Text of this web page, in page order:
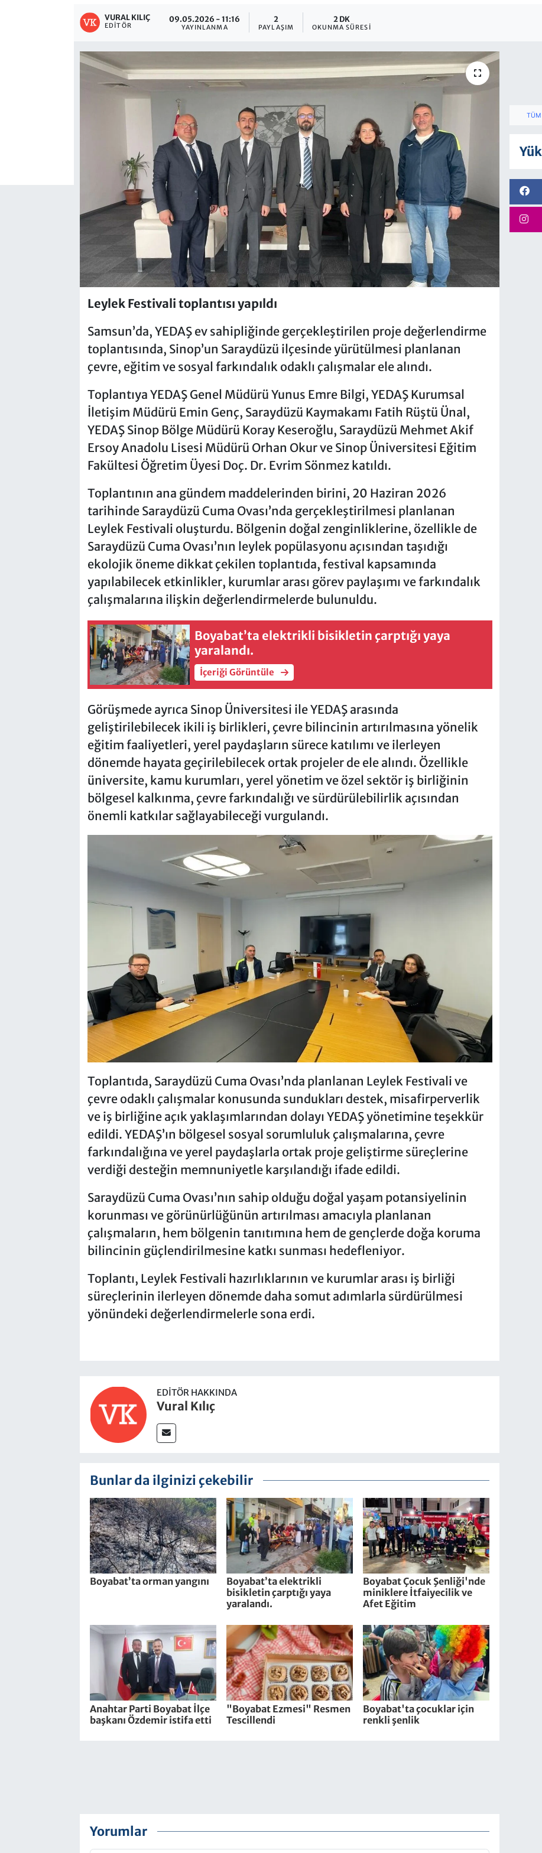
VURAL KILIÇ
EDITÖR
09.05.2026 - 11:16
YAYINLANMA
2
PAYLAŞIM
2 DK
OKUNMA SÜRESI
Leylek Festivali toplantısı yapıldı
Samsun’da, YEDAŞ ev sahipliğinde gerçekleştirilen proje değerlendirme
toplantısında, Sinop’un Saraydüzü ilçesinde yürütülmesi planlanan
çevre, eğitim ve sosyal farkındalık odaklı çalışmalar ele alındı.
Toplantıya YEDAŞ Genel Müdürü Yunus Emre Bilgi, YEDAŞ Kurumsal
İletişim Müdürü Emin Genç, Saraydüzü Kaymakamı Fatih Rüştü Ünal,
YEDAŞ Sinop Bölge Müdürü Koray Keseroğlu, Saraydüzü Mehmet Akif
Ersoy Anadolu Lisesi Müdürü Orhan Okur ve Sinop Üniversitesi Eğitim
Fakültesi Öğretim Üyesi Doç. Dr. Evrim Sönmez katıldı.
Toplantının ana gündem maddelerinden birini, 20 Haziran 2026
tarihinde Saraydüzü Cuma Ovası’nda gerçekleştirilmesi planlanan
Leylek Festivali oluşturdu. Bölgenin doğal zenginliklerine, özellikle de
Saraydüzü Cuma Ovası’nın leylek popülasyonu açısından taşıdığı
ekolojik öneme dikkat çekilen toplantıda, festival kapsamında
yapılabilecek etkinlikler, kurumlar arası görev paylaşımı ve farkındalık
çalışmalarına ilişkin değerlendirmelerde bulunuldu.
Boyabat’ta elektrikli bisikletin çarptığı yaya
yaralandı.
İçeriği Görüntüle
Görüşmede ayrıca Sinop Üniversitesi ile YEDAŞ arasında
geliştirilebilecek ikili iş birlikleri, çevre bilincinin artırılmasına yönelik
eğitim faaliyetleri, yerel paydaşların sürece katılımı ve ilerleyen
dönemde hayata geçirilebilecek ortak projeler de ele alındı. Özellikle
üniversite, kamu kurumları, yerel yönetim ve özel sektör iş birliğinin
bölgesel kalkınma, çevre farkındalığı ve sürdürülebilirlik açısından
önemli katkılar sağlayabileceği vurgulandı.
Toplantıda, Saraydüzü Cuma Ovası’nda planlanan Leylek Festivali ve
çevre odaklı çalışmalar konusunda sundukları destek, misafirperverlik
ve iş birliğine açık yaklaşımlarından dolayı YEDAŞ yönetimine teşekkür
edildi. YEDAŞ’ın bölgesel sosyal sorumluluk çalışmalarına, çevre
farkındalığına ve yerel paydaşlarla ortak proje geliştirme süreçlerine
verdiği desteğin memnuniyetle karşılandığı ifade edildi.
Saraydüzü Cuma Ovası’nın sahip olduğu doğal yaşam potansiyelinin
korunması ve görünürlüğünün artırılması amacıyla planlanan
çalışmaların, hem bölgenin tanıtımına hem de gençlerde doğa koruma
bilincinin güçlendirilmesine katkı sunması hedefleniyor.
Toplantı, Leylek Festivali hazırlıklarının ve kurumlar arası iş birliği
süreçlerinin ilerleyen dönemde daha somut adımlarla sürdürülmesi
yönündeki değerlendirmelerle sona erdi.
EDITÖR HAKKINDA
Vural Kılıç
Bunlar da ilginizi çekebilir
Boyabat’ta orman yangını
Boyabat’ta elektrikli
bisikletin çarptığı yaya
yaralandı.
Boyabat Çocuk Şenliği'nde
miniklere İtfaiyecilik ve
Afet Eğitim
Anahtar Parti Boyabat İlçe
başkanı Özdemir istifa etti
"Boyabat Ezmesi" Resmen
Tescillendi
Boyabat'ta çocuklar için
renkli şenlik
Yorumlar
TÜM